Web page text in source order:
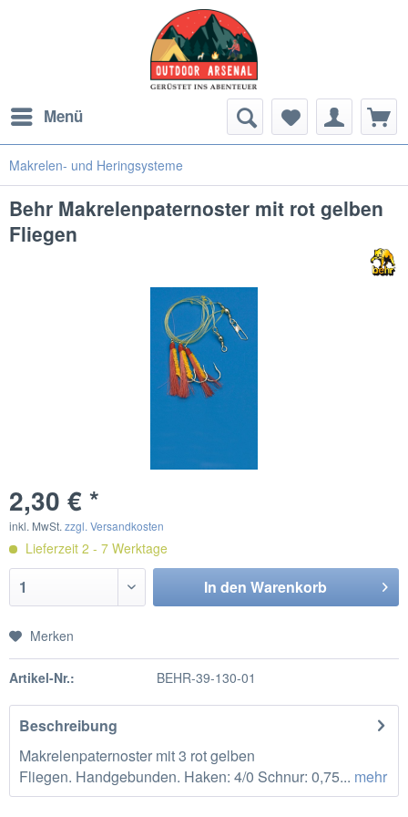
Menü
Makrelen- und Heringsysteme
Behr Makrelenpaternoster mit rot gelben
Fliegen
2,30 € *
inkl. MwSt. zzgl. Versandkosten
Lieferzeit 2 - 7 Werktage
In den Warenkorb
Merken
Artikel-Nr.: BEHR-39-130-01
Beschreibung
Makrelenpaternoster mit 3 rot gelben
Fliegen. Handgebunden. Haken: 4/0 Schnur: 0,75... mehr